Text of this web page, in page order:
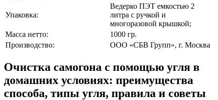
Упаковка:
Ведерко ПЭТ емкостью 2
литра с ручкой и
многоразовой крышкой;
Масса нетто:
1000 гр.
Производство:
ООО «СБВ Групп», г. Москва
Очистка самогона с помощью угля в
домашних условиях: преимущества
способа, типы угля, правила и советы